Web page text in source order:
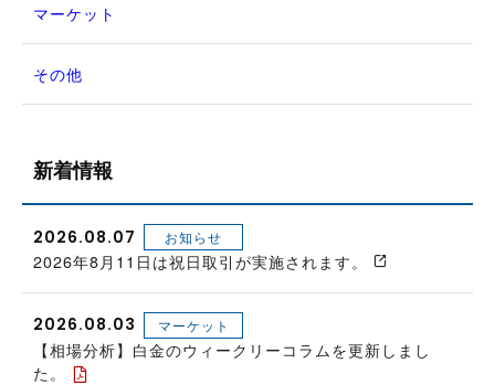
マーケット
その他
新着情報
2026.08.07 お知らせ
2026年8月11日は祝日取引が実施されます。
2026.08.03 マーケット
【相場分析】白金のウィークリーコラムを更新しまし
た。